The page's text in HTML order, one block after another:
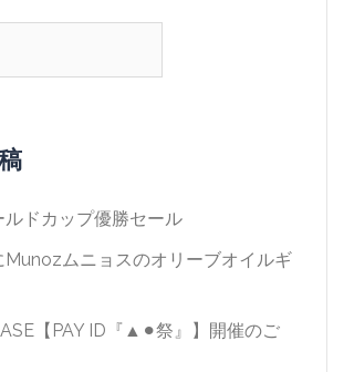
ルドカップ優勝セール
Munozムニョスのオリーブオイルギ
【PAY ID『▲⚫︎祭』】開催のご